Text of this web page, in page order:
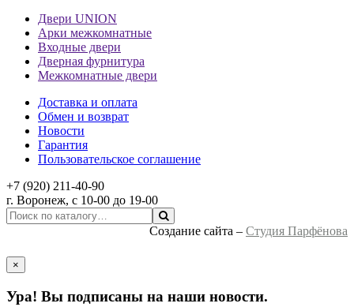
Двери UNION
Арки межкомнатные
Входные двери
Дверная фурнитура
Межкомнатные двери
Доставка и оплата
Обмен и возврат
Новости
Гарантия
Пользовательское соглашение
+7 (920) 211-40-90
г. Воронеж, с 10-00 до 19-00
Создание сайта – Студия Парфёнова
×
Ура! Вы подписаны на наши новости.